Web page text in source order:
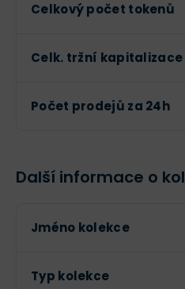
Celkový počet tokenů
Celk. tržní
Počet prodejů za 24h
Další informace o
Jméno kolekce
Typ kolekce